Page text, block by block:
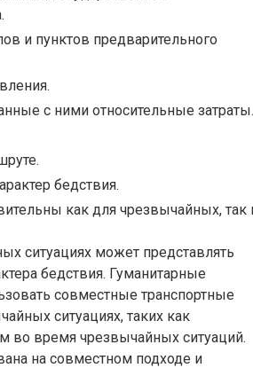
и пунктов предварительного
с ними относительные затраты.
бедствия.
как для чрезвычайных, так
ситуациях может представлять
бедствия. Гуманитарные
совместные транспортные
ситуациях, таких как
во время чрезвычайных ситуаций.
на совместном подходе и